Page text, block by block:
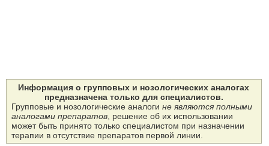
Информация о групповых и нозологических аналогах
предназначена только для специалистов.
Групповые и нозологические аналоги не являются полными
аналогами препаратов, решение об их использовании
может быть принято только специалистом при назначении
терапии в отсутствие препаратов первой линии.